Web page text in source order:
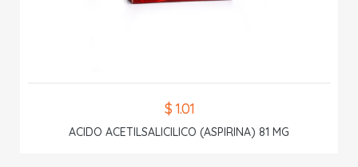
$ 1.01
ACIDO ACETILSALICILICO (ASPIRINA) 81 MG